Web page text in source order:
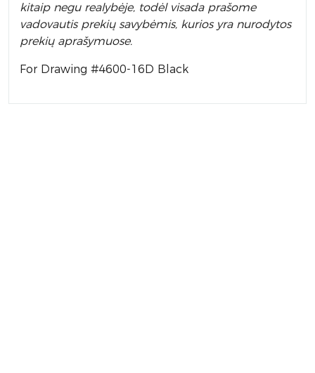
kitaip negu realybėje, todėl visada prašome
vadovautis prekių savybėmis, kurios yra nurodytos
prekių aprašymuose.
For Drawing #4600-16D Black